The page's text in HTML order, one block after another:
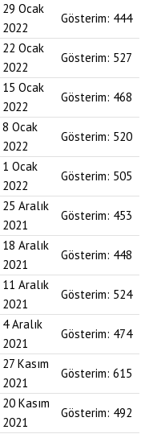
29 Ocak
2022
Gösterim: 444
22 Ocak
2022
Gösterim: 527
15 Ocak
2022
Gösterim: 468
8 Ocak
2022
Gösterim: 520
1 Ocak
2022
Gösterim: 505
25 Aralık
2021
Gösterim: 453
18 Aralık
2021
Gösterim: 448
11 Aralık
2021
Gösterim: 524
4 Aralık
2021
Gösterim: 474
27 Kasım
2021
Gösterim: 615
20 Kasım
2021
Gösterim: 492